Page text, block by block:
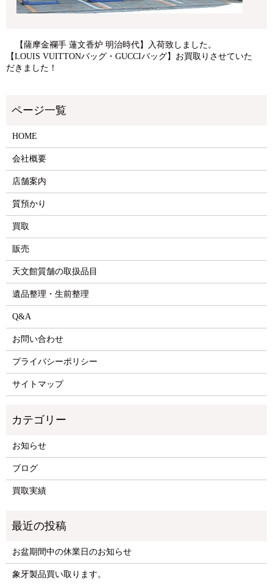
【薩摩金襴手 蓮文香炉 明治時代】入荷致しました。
【LOUIS VUITTONバッグ・GUCCIバッグ】お買取りさせていた
だきました！
HOME
会社概要
店舗案内
質預かり
買取
販売
天文館質舗の取扱品目
遺品整理・生前整理
Q&A
お問い合わせ
プライバシーポリシー
サイトマップ
お知らせ
ブログ
買取実績
お盆期間中の休業日のお知らせ
象牙製品買い取ります。